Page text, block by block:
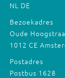
NL DE
Bezoekadres
Oude
1012 CE
Postadres
Postbus 1628